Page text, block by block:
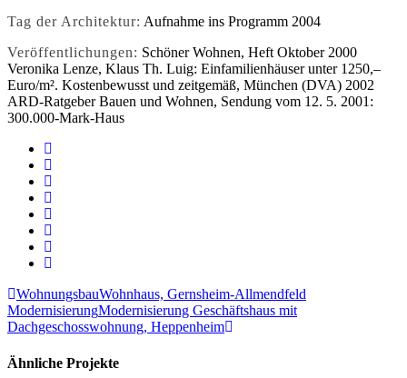
Tag der Architektur: Aufnahme ins Programm 2004
Veröffentlichungen: Schöner Wohnen, Heft Oktober 2000
Veronika Lenze, Klaus Th. Luig: Einfamilienhäuser unter 1250,–
Euro/m². Kostenbewusst und zeitgemäß, München (DVA) 2002
ARD-Ratgeber Bauen und Wohnen, Sendung vom 12. 5. 2001:
300.000-Mark-Haus
WohnungsbauWohnhaus, Gernsheim-Allmendfeld
ModernisierungModernisierung Geschäftshaus mit
Dachgeschosswohnung, Heppenheim
Ähnliche Projekte